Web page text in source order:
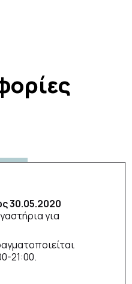
30.05.2020
για
21:00.